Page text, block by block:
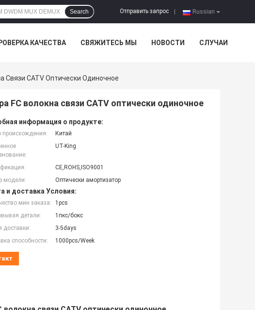
Russian
Отправить запрос
Search
КАЧЕСТВА СВЯЖИТЕСЬ МЫ НОВОСТИ СЛУЧАИ
Связи CATV Оптически Одиночное
волокна связи CATV оптически одиночное
информация о продукте:
происхождения:
Китай
UT-King
CE,ROHS,ISO9001
модели:
Оптически амортизатор
и доставка Условия:
мин заказа:
1pcs
детали:
1пкс/бокс
доставки:
3-5days
способности:
1000pcs/Week